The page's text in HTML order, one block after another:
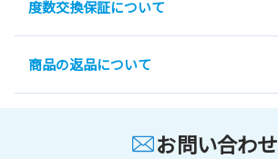
度数交換保証について
商品の返品について
お問い合わせ